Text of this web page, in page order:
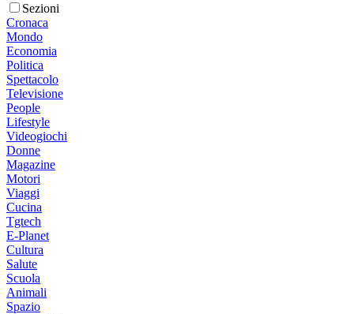
Sezioni
Cronaca
Mondo
Economia
Politica
Spettacolo
Televisione
People
Lifestyle
Videogiochi
Donne
Magazine
Motori
Viaggi
Cucina
Tgtech
E-Planet
Cultura
Salute
Scuola
Animali
Spazio